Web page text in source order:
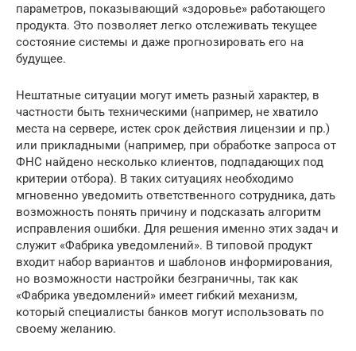
параметров, показывающий «здоровье» работающего
продукта. Это позволяет легко отслеживать текущее
состояние системы и даже прогнозировать его на
будущее.
Нештатные ситуации могут иметь разный характер, в
частности быть техническими (например, не хватило
места на сервере, истек срок действия лицензии и пр.)
или прикладными (например, при обработке запроса от
ФНС найдено несколько клиентов, подпадающих под
критерии отбора). В таких ситуациях необходимо
мгновенно уведомить ответственного сотрудника, дать
возможность понять причину и подсказать алгоритм
исправления ошибки. Для решения именно этих задач и
служит «Фабрика уведомлений». В типовой продукт
входит набор вариантов и шаблонов информирования,
но возможности настройки безграничны, так как
«Фабрика уведомлений» имеет гибкий механизм,
который специалисты банков могут использовать по
своему желанию.